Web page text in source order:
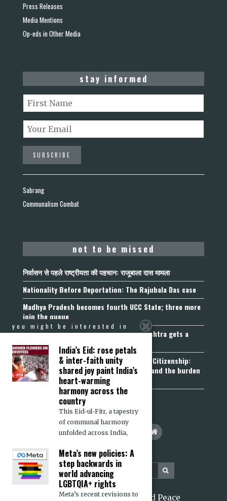
Press Releases
Media Mentions
Op-eds in Other Media
stay informed
Sabrang
Communalism Combat
not to be missed
निर्वासन से पहले राष्ट्रीयता की पहचान: राजूबाला दास मामला
Nationality Before Deportation: The Rajubala Das case
Madhya Pradesh becomes fourth UCC State; three more
join the queue
Fetters on Autonomy of Choice: Maharashtra gets a
“Freedom of Religion Act”, 2026
Aadhaar, Voter ID and PAN Cannot Prove Citizenship:
Calcutta High Court’s Foreigners Order and the burden
of belonging
2026 Citizens for Justice and Peace
you might be interested in
India’s Eid: rose petals
& inter-faith unity
shared joy paint India’s
heart-warming
harmony across the
country
This Eid-ul-Fitr, a tapestry
of communal harmony
unfolded across India,
Meta’s new policies: A
step backwards in
world advancing
LGBTQIA+ rights
Meta’s recent revisions to